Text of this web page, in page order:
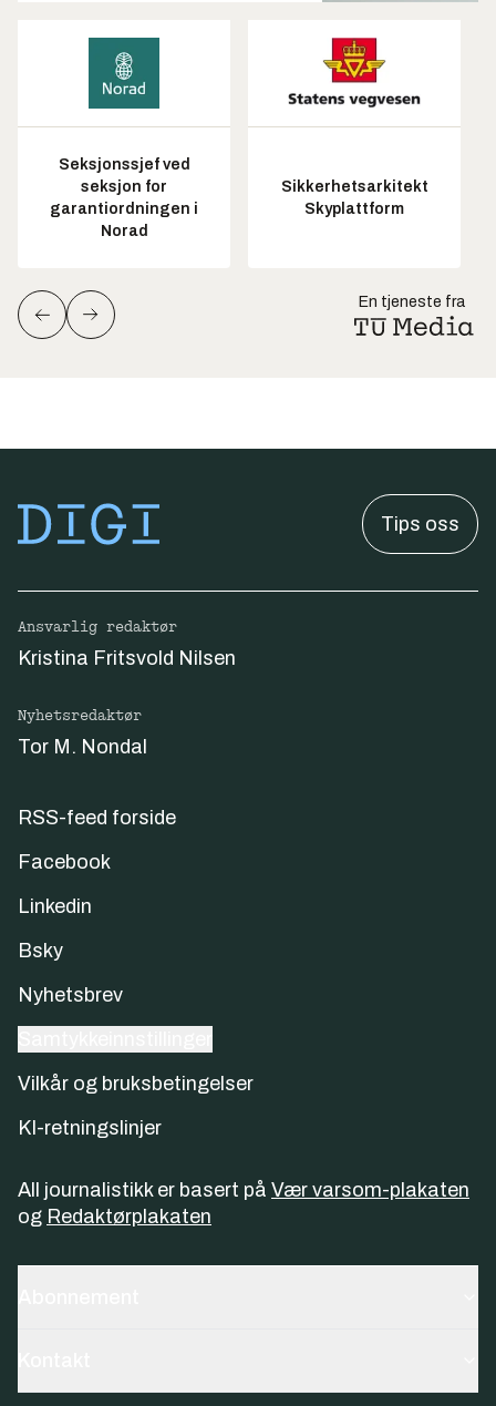
Seksjonssjef ved
seksjon for
garantiordningen i
Norad
Sikkerhetsarkitekt
Skyplattform
En tjeneste fra
Tips oss
Ansvarlig redaktør
Kristina Fritsvold Nilsen
Nyhetsredaktør
Tor M. Nondal
RSS-feed forside
Facebook
Linkedin
Bsky
Nyhetsbrev
Vilkår og bruksbetingelser
KI-retningslinjer
All journalistikk er basert på Vær varsom-plakaten
og Redaktørplakaten